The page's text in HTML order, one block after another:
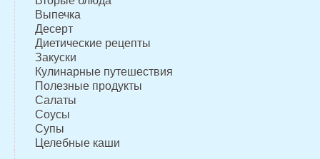
Выпечка
Десерт
Диетические рецепты
Закуски
Кулинарные путешествия
Полезные продукты
Салаты
Соусы
Супы
Целебные каши